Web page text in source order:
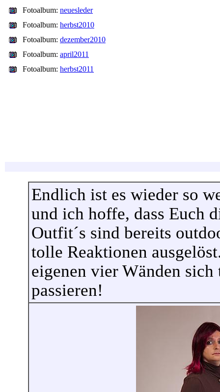
Fotoalbum: neuesleder
Fotoalbum: herbst2010
Fotoalbum: dezember2010
Fotoalbum: april2011
Fotoalbum: herbst2011
Endlich ist es wieder so
und ich hoffe, dass Euch
Outfit´s sind bereits
tolle Reaktionen
eigenen vier Wänden
passieren!